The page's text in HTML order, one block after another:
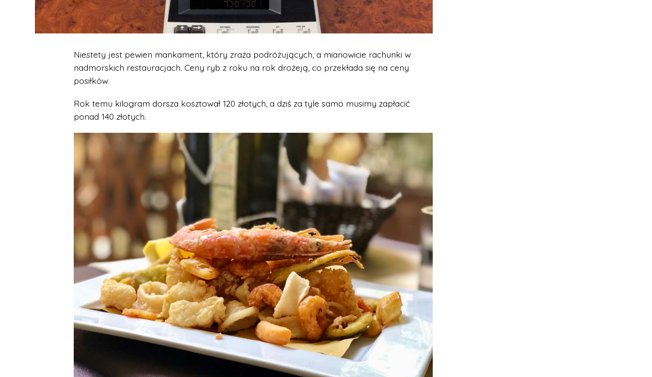
Niestety jest pewien mankament, który zraża podróżujących, a mianowicie rachunki w
nadmorskich restauracjach. Ceny ryb z roku na rok drożeją, co przekłada się na ceny
posiłków.
Rok temu kilogram dorsza kosztował 120 złotych, a dziś za tyle samo musimy zapłacić
ponad 140 złotych.